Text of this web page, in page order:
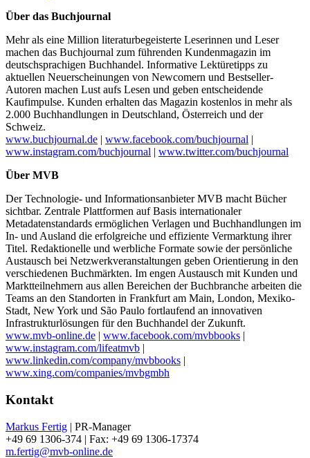
Über das Buchjournal
Mehr als eine Million literaturbegeisterte Leserinnen und Leser
machen das Buchjournal zum führenden Kundenmagazin im
deutschsprachigen Buchhandel. Informative Lektüretipps zu
aktuellen Neuerscheinungen von Newcomern und Bestseller-
Autoren machen Lust aufs Lesen und geben entscheidende
Kaufimpulse. Kunden erhalten das Magazin kostenlos in mehr als
2.000 Buchhandlungen in Deutschland, Österreich und der
Schweiz.
www.buchjournal.de | www.facebook.com/buchjournal |
www.instagram.com/buchjournal | www.twitter.com/buchjournal
Über MVB
Der Technologie- und Informationsanbieter MVB macht Bücher
sichtbar. Zentrale Plattformen auf Basis internationaler
Metadatenstandards ermöglichen Verlagen und Buchhandlungen im
In- und Ausland die erfolgreiche und effiziente Vermarktung ihrer
Titel. Redaktionelle und werbliche Formate sowie der persönliche
Austausch bei Netzwerkveranstaltungen geben Orientierung in den
verschiedenen Buchmärkten. Im engen Austausch mit Kunden und
Marktteilnehmern aus allen Bereichen der Buchbranche arbeiten die
Teams an den Standorten in Frankfurt am Main, London, Mexiko-
Stadt, New York und São Paulo fortlaufend an innovativen
Infrastrukturlösungen für den Buchhandel der Zukunft.
www.mvb-online.de | www.facebook.com/mvbbooks |
www.instagram.com/lifeatmvb |
www.linkedin.com/company/mvbbooks |
www.xing.com/companies/mvbgmbh
Kontakt
Markus Fertig | PR-Manager
+49 69 1306-374 | Fax: +49 69 1306-17374
m.fertig@mvb-online.de